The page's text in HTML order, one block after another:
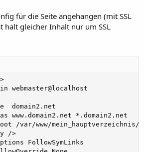
für die Seite angehangen (mit SSL
halt gleicher Inhalt nur um SSL
webmaster@localhost
domain2.net
www.domain2.net *.domain2.net
/var/www/mein_hauptverzeichnis/
/>
FollowSymLinks